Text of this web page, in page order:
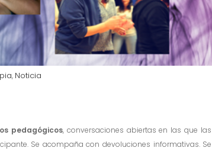
, Noticia
pedagógicos, conversaciones abiertas en las que las
Se acompaña con devoluciones informativas. Se